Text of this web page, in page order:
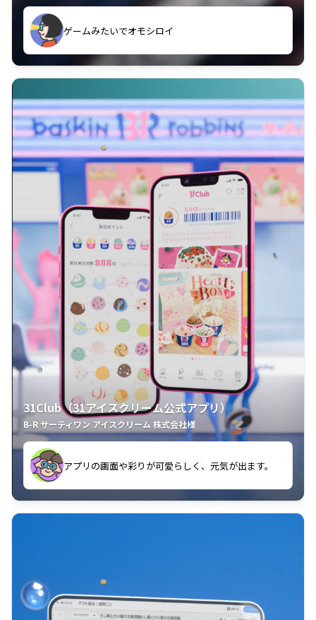
ゲームみたいでオモシロイ
久々のモーターショーがアプリでもっと楽しめました
31Club（31アイスクリーム公式アプリ）
B-R サーティワン アイスクリーム 株式会社様
アプリの画面や彩りが可愛らしく、元気が出ます。
クラスごとに特典があるようなので使うのが楽しいで
す。